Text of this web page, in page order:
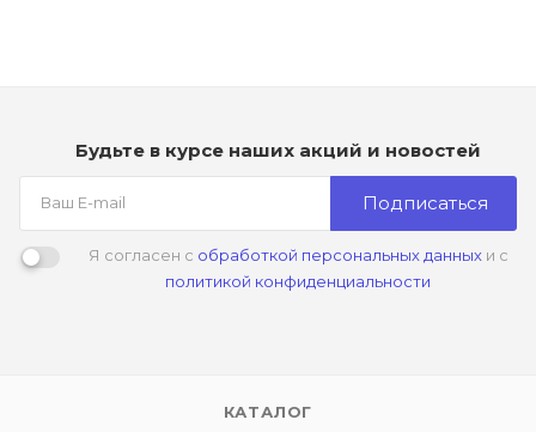
Будьте в курсе наших акций и новостей
Подписаться
Я согласен с обработкой персональных данныхи с
политикой конфиденциальности
КАТАЛОГ